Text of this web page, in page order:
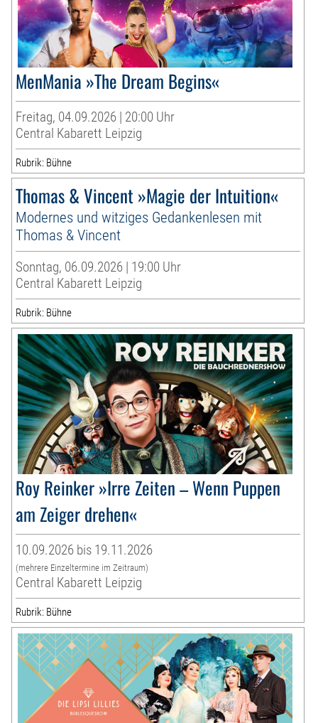
MenMania »The Dream Begins«
Freitag, 04.09.2026 | 20:00 Uhr
Central Kabarett Leipzig
Rubrik: Bühne
Thomas & Vincent »Magie der Intuition«
Modernes und witziges Gedankenlesen mit
Thomas & Vincent
Sonntag, 06.09.2026 | 19:00 Uhr
Central Kabarett Leipzig
Rubrik: Bühne
Roy Reinker »Irre Zeiten – Wenn Puppen
am Zeiger drehen«
10.09.2026 bis 19.11.2026
(mehrere Einzeltermine im Zeitraum)
Central Kabarett Leipzig
Rubrik: Bühne